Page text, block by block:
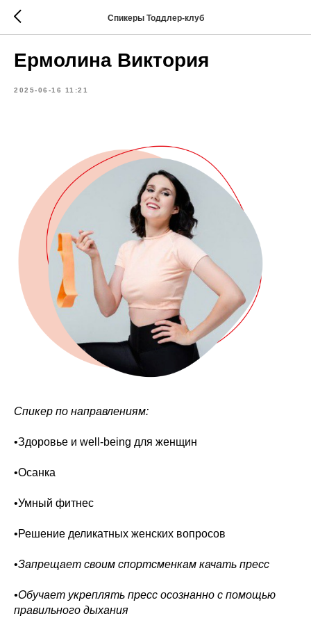
Спикеры Тоддлер-клуб
Ермолина Виктория
2025-06-16 11:21
Спикер по направлениям:
•Здоровье и well-being для женщин
•Осанка
•Умный фитнес
•Решение деликатных женских вопросов
•Запрещает своим спортсменкам качать пресс
•Обучает укреплять пресс осознанно с помощью
правильного дыхания